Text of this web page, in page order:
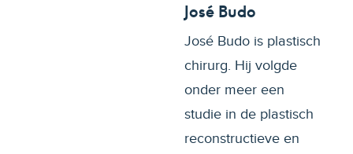
José Budo
José Budo is plastisch
chirurg. Hij volgde
onder meer een
studie in de plastisch
reconstructieve en